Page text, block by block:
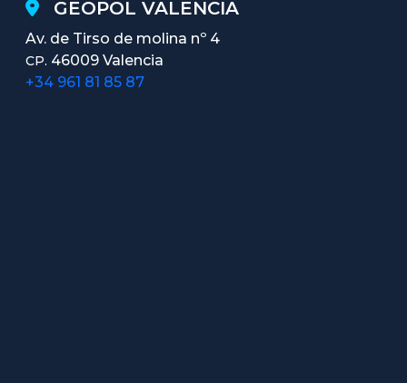
GEOPOL VALENCIA
Av. de Tirso de molina nº 4
CP. 46009 Valencia
+34 961 81 85 87